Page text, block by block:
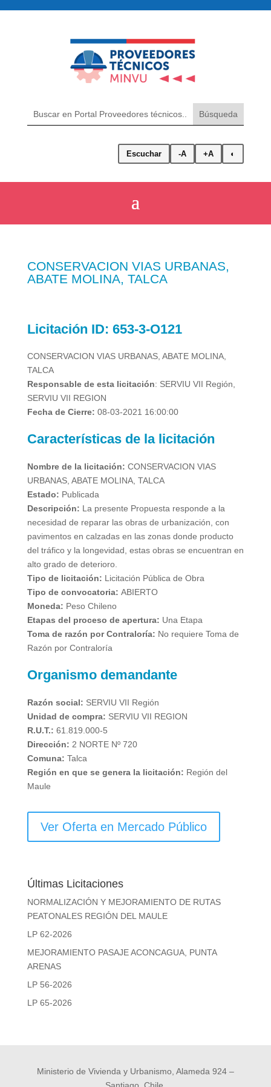
Escuchar -A +A ◐
CONSERVACION VIAS URBANAS,
ABATE MOLINA, TALCA
Licitación ID: 653-3-O121
CONSERVACION VIAS URBANAS, ABATE MOLINA,
TALCA
Responsable de esta licitación: SERVIU VII Región,
SERVIU VII REGION
Fecha de Cierre: 08-03-2021 16:00:00
Características de la licitación
Nombre de la licitación: CONSERVACION VIAS
URBANAS, ABATE MOLINA, TALCA
Estado: Publicada
Descripción: La presente Propuesta responde a la
necesidad de reparar las obras de urbanización, con
pavimentos en calzadas en las zonas donde producto
del tráfico y la longevidad, estas obras se encuentran en
alto grado de deterioro.
Tipo de licitación: Licitación Pública de Obra
Tipo de convocatoria: ABIERTO
Moneda: Peso Chileno
Etapas del proceso de apertura: Una Etapa
Toma de razón por Contraloría: No requiere Toma de
Razón por Contraloría
Organismo demandante
Razón social: SERVIU VII Región
Unidad de compra: SERVIU VII REGION
R.U.T.: 61.819.000-5
Dirección: 2 NORTE Nº 720
Comuna: Talca
Región en que se genera la licitación: Región del
Maule
Ver Oferta en Mercado Público
Últimas Licitaciones
NORMALIZACIÓN Y MEJORAMIENTO DE RUTAS
PEATONALES REGIÓN DEL MAULE
LP 62-2026
MEJORAMIENTO PASAJE ACONCAGUA, PUNTA
ARENAS
LP 56-2026
LP 65-2026
Ministerio de Vivienda y Urbanismo, Alameda 924 –
Santiago, Chile.